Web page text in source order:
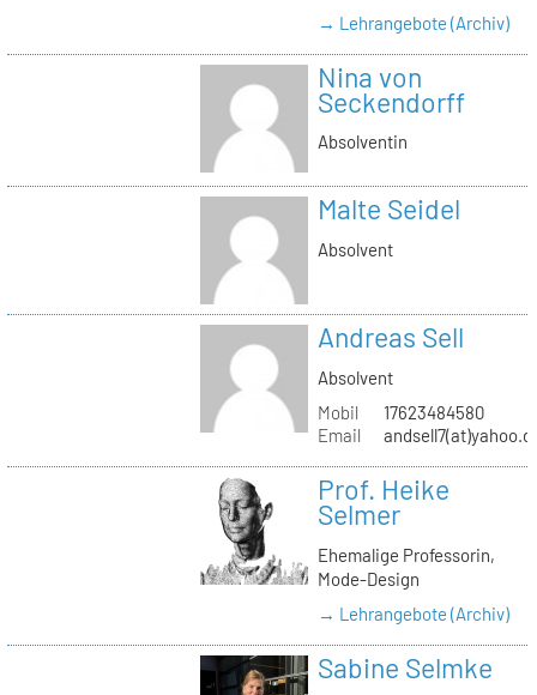
→ Lehrangebote (Archiv)
Nina von
Seckendorff
Absolventin
Malte Seidel
Absolvent
Andreas Sell
Absolvent
Mobil
17623484580
Email
Prof. Heike
Selmer
Ehemalige Professorin,
Mode-Design
→ Lehrangebote (Archiv)
Sabine Selmke